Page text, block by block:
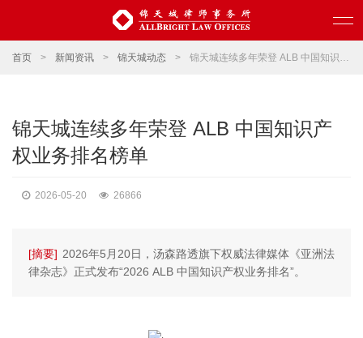
首页 > 新闻资讯 > 锦天城动态 > 锦天城连续多年荣登 ALB 中国知识产权业务排名榜单
锦天城连续多年荣登 ALB 中国知识产
权业务排名榜单
2026-05-20 26866
[摘要] 2026年5月20日，汤森路透旗下权威法律媒体《亚洲法
律杂志》正式发布“2026 ALB 中国知识产权业务排名”。